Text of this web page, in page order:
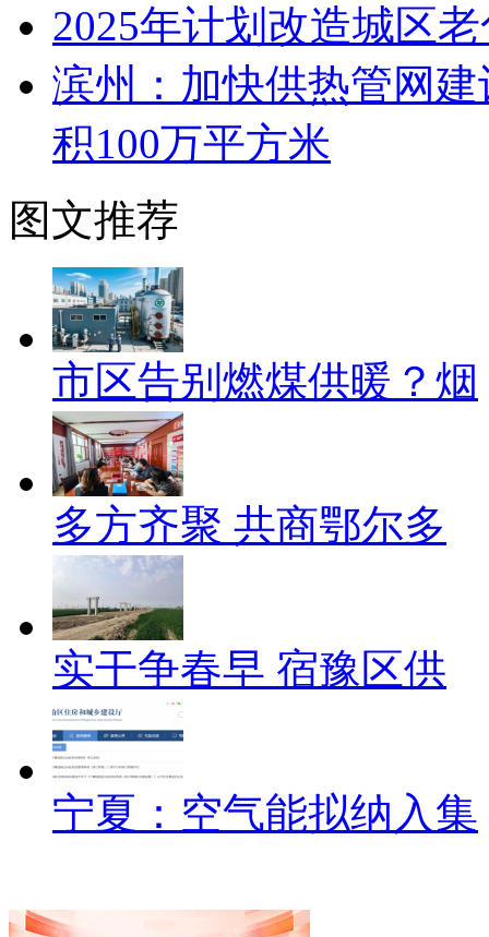
2025年计划改造城区
滨州：加快供热管网
积100万平方米
图文推荐
市区告别燃煤供暖？烟
多方齐聚 共商鄂尔多
实干争春早 宿豫区供
宁夏：空气能拟纳入集